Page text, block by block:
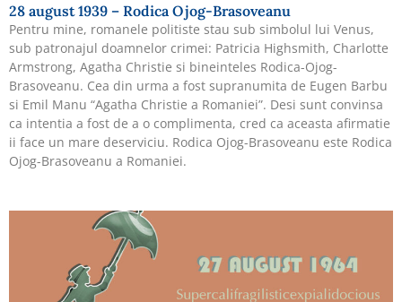
28 august 1939 – Rodica Ojog-Brasoveanu
Pentru mine, romanele politiste stau sub simbolul lui Venus,
sub patronajul doamnelor crimei: Patricia Highsmith, Charlotte
Armstrong, Agatha Christie si bineinteles Rodica-Ojog-
Brasoveanu. Cea din urma a fost supranumita de Eugen Barbu
si Emil Manu “Agatha Christie a Romaniei”. Desi sunt convinsa
ca intentia a fost de a o complimenta, cred ca aceasta afirmatie
ii face un mare deserviciu. Rodica Ojog-Brasoveanu este Rodica
Ojog-Brasoveanu a Romaniei.